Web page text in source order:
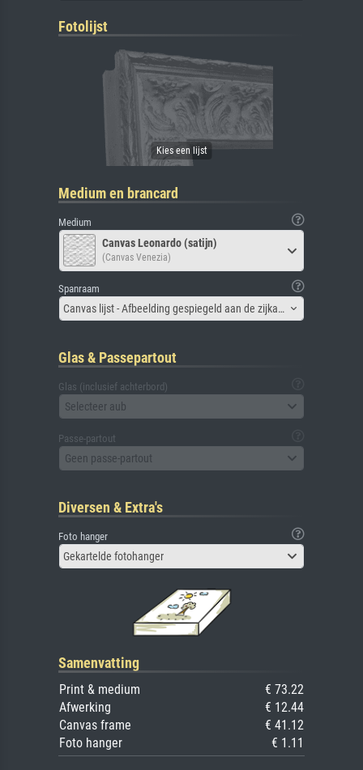
Fotolijst
Medium en brancard
Medium
Canvas Leonardo (satijn)
(Canvas Venezia)
Spanraam
Canvas lijst - Afbeelding gespiegeld aan de zijkant
Glas & Passepartout
Glas (inclusief achterbord)
Selecteer aub
Passe-partout
Geen passe-partout
Diversen & Extra's
Foto hanger
Gekartelde fotohanger
Samenvatting
Print & medium
€ 73.22
Afwerking
€ 12.44
Canvas frame
€ 41.12
Foto hanger
€ 1.11